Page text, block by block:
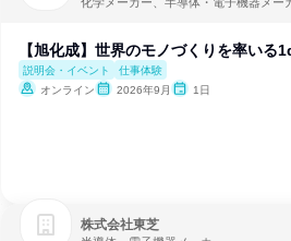
【旭化成】世界のモノづくりを率いる
説明会・イベント
仕事体験
オンライン
2026年9月 1日
株式会社東芝